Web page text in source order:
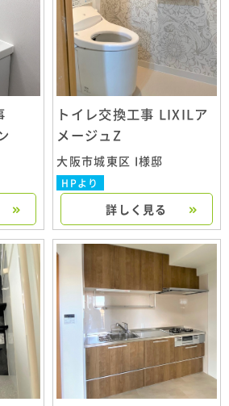
トイレ交換工事 LIXILア
メージュZ
大阪市城東区 I様邸
HPより
詳しく見る